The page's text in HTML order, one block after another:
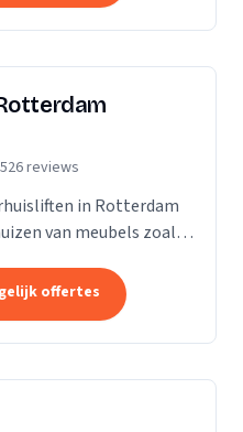
526 reviews
in Rotterdam
van meubels zoals
offertes